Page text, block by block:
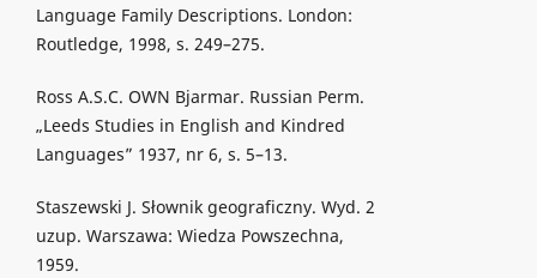
Language Family Descriptions. London:
Routledge, 1998, s. 249–275.
Ross A.S.C. OWN Bjarmar. Russian Perm.
„Leeds Studies in English and Kindred
Languages” 1937, nr 6, s. 5–13.
Staszewski J. Słownik geograficzny. Wyd. 2
uzup. Warszawa: Wiedza Powszechna,
1959.